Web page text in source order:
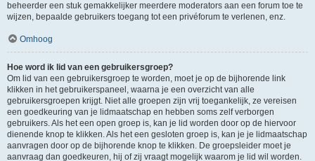
beheerder een stuk gemakkelijker meerdere moderators aan een forum toe te
wijzen, bepaalde gebruikers toegang tot een privéforum te verlenen, enz.
Omhoog
Hoe word ik lid van een gebruikersgroep?
Om lid van een gebruikersgroep te worden, moet je op de bijhorende link
klikken in het gebruikerspaneel, waarna je een overzicht van alle
gebruikersgroepen krijgt. Niet alle groepen zijn vrij toegankelijk, ze vereisen
een goedkeuring van je lidmaatschap en hebben soms zelf verborgen
gebruikers. Als het een open groep is, kan je lid worden door op de hiervoor
dienende knop te klikken. Als het een gesloten groep is, kan je je lidmaatschap
aanvragen door op de bijhorende knop te klikken. De groepsleider moet je
aanvraag dan goedkeuren, hij of zij vraagt mogelijk waarom je lid wil worden.